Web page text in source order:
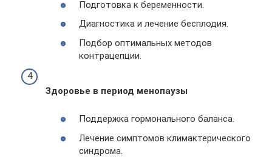
Подготовка к беременности.
Диагностика и лечение бесплодия.
Подбор оптимальных методов
контрацепции.
Здоровье в период менопаузы
Поддержка гормонального баланса.
Лечение симптомов климактерического
синдрома.